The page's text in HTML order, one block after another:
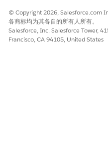
反映首选位置顺序。
启用高级计划以使这些规
© Copyright 2026, Salesforce.com
各商标均为其各自的所有人所有。
Salesforce, Inc. Salesforce Tower,
Francisco, CA 94105, United States